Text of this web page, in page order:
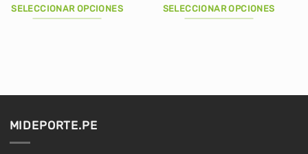
original
era:
actual
es:
SELECCIONAR OPCIONES
se
pueden
SELECCIONAR OPCIONES
MIDEPORTE.PE